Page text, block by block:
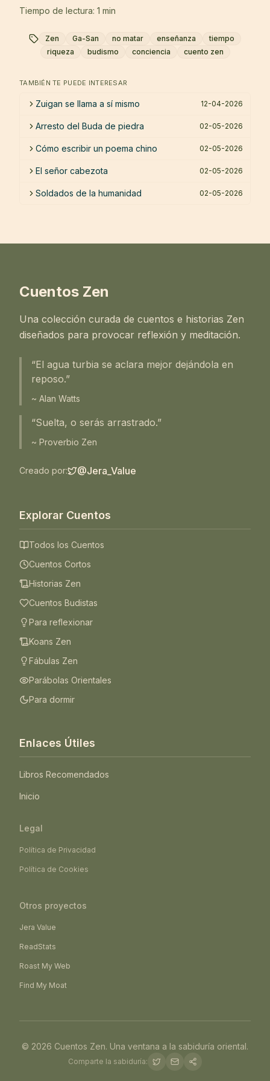
Tiempo de lectura: 1 min
Zen Ga-San no matar enseñanza
tiempo
riqueza
budismo conciencia cuento zen
TAMBIÉN TE PUEDE INTERESAR
Zuigan se llama a sí mismo 12-04-2026
Arresto del Buda de piedra 02-05-2026
Cómo escribir un poema chino 02-05-2026
El señor cabezota 02-05-2026
Soldados de la humanidad 02-05-2026
Cuentos Zen
Una colección curada de cuentos e historias Zen
diseñados para provocar reflexión y meditación.
“El agua turbia se aclara mejor dejándola en
reposo.”
~ Alan Watts
“Suelta, o serás arrastrado.”
~ Proverbio Zen
Creado por: @Jera_Value
Explorar Cuentos
Todos los Cuentos
Cuentos Cortos
Historias Zen
Cuentos Budistas
Para reflexionar
Koans Zen
Fábulas Zen
Parábolas Orientales
Para dormir
Enlaces Útiles
Libros Recomendados
Inicio
Legal
Política de Privacidad
Política de Cookies
Otros proyectos
Jera Value
ReadStats
Roast My Web
Find My Moat
© 2026 Cuentos Zen. Una ventana a la sabiduría oriental.
Comparte la sabiduría: